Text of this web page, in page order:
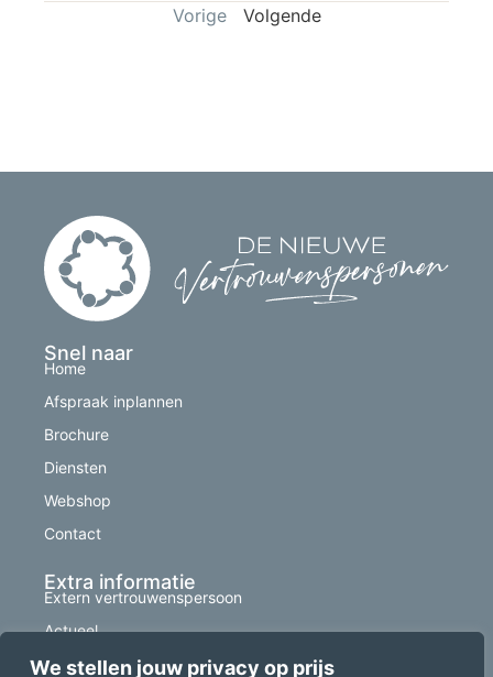
We stellen jouw privacy op prijs
Vorige Volgende
Snel naar
Home
Afspraak inplannen
Brochure
Diensten
Webshop
Contact
Extra informatie
Extern vertrouwenspersoon
Actueel
Tarieven